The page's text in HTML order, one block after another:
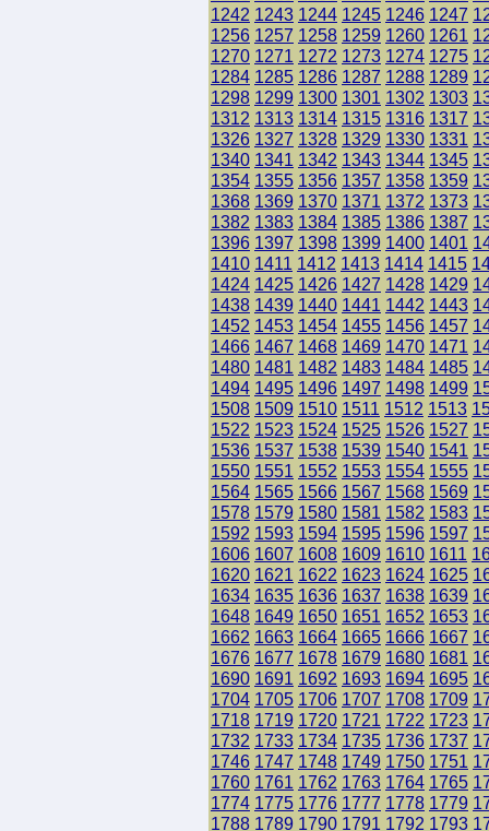
1242 1243 1244 1245 1246 1247
1256 1257 1258 1259 1260 1261
1270 1271 1272 1273 1274 1275
1284 1285 1286 1287 1288 1289
1298 1299 1300 1301 1302 1303
1312 1313 1314 1315 1316 1317
1326 1327 1328 1329 1330 1331
1340 1341 1342 1343 1344 1345
1354 1355 1356 1357 1358 1359
1368 1369 1370 1371 1372 1373
1382 1383 1384 1385 1386 1387
1396 1397 1398 1399 1400 1401
1410 1411 1412 1413 1414 1415
1424 1425 1426 1427 1428 1429
1438 1439 1440 1441 1442 1443
1452 1453 1454 1455 1456 1457
1466 1467 1468 1469 1470 1471
1480 1481 1482 1483 1484 1485
1494 1495 1496 1497 1498 1499
1508 1509 1510 1511 1512 1513
1522 1523 1524 1525 1526 1527
1536 1537 1538 1539 1540 1541
1550 1551 1552 1553 1554 1555
1564 1565 1566 1567 1568 1569
1578 1579 1580 1581 1582 1583
1592 1593 1594 1595 1596 1597
1606 1607 1608 1609 1610 1611
1620 1621 1622 1623 1624 1625
1634 1635 1636 1637 1638 1639
1648 1649 1650 1651 1652 1653
1662 1663 1664 1665 1666 1667
1676 1677 1678 1679 1680 1681
1690 1691 1692 1693 1694 1695
1704 1705 1706 1707 1708 1709
1718 1719 1720 1721 1722 1723
1732 1733 1734 1735 1736 1737
1746 1747 1748 1749 1750 1751
1760 1761 1762 1763 1764 1765
1774 1775 1776 1777 1778 1779
1788 1789 1790 1791 1792 1793